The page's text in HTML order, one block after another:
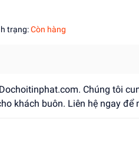
trạng:Còn hàng
Chúng tôi
khách buôn. Liên hệ ngay để